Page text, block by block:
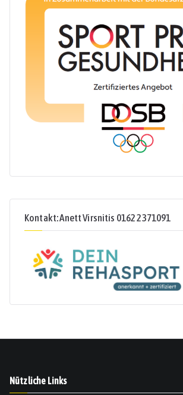
Kontakt: Anett Virsnitis 0162 2371091
Nützliche Links